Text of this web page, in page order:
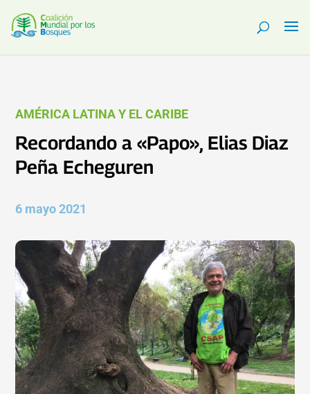
AMÉRICA LATINA Y EL CARIBE
Recordando a «Papo», Elias Diaz
Peña Echeguren
6 mayo 2021